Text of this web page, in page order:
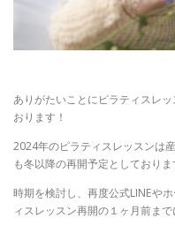
ありがたいことにピラティスレ
おります！
2024年のピラティスレッスンは
も冬以降の再開予定としておりま
時期を検討し、再度公式LINEや
ィスレッスン再開の１ヶ月前ま